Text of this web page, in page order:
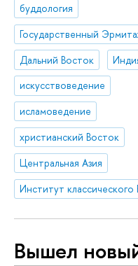
буддология
Государственный
Дальний Восток
искусствоведение
исламоведение
христианский Восток
Центральная Азия
Вышел